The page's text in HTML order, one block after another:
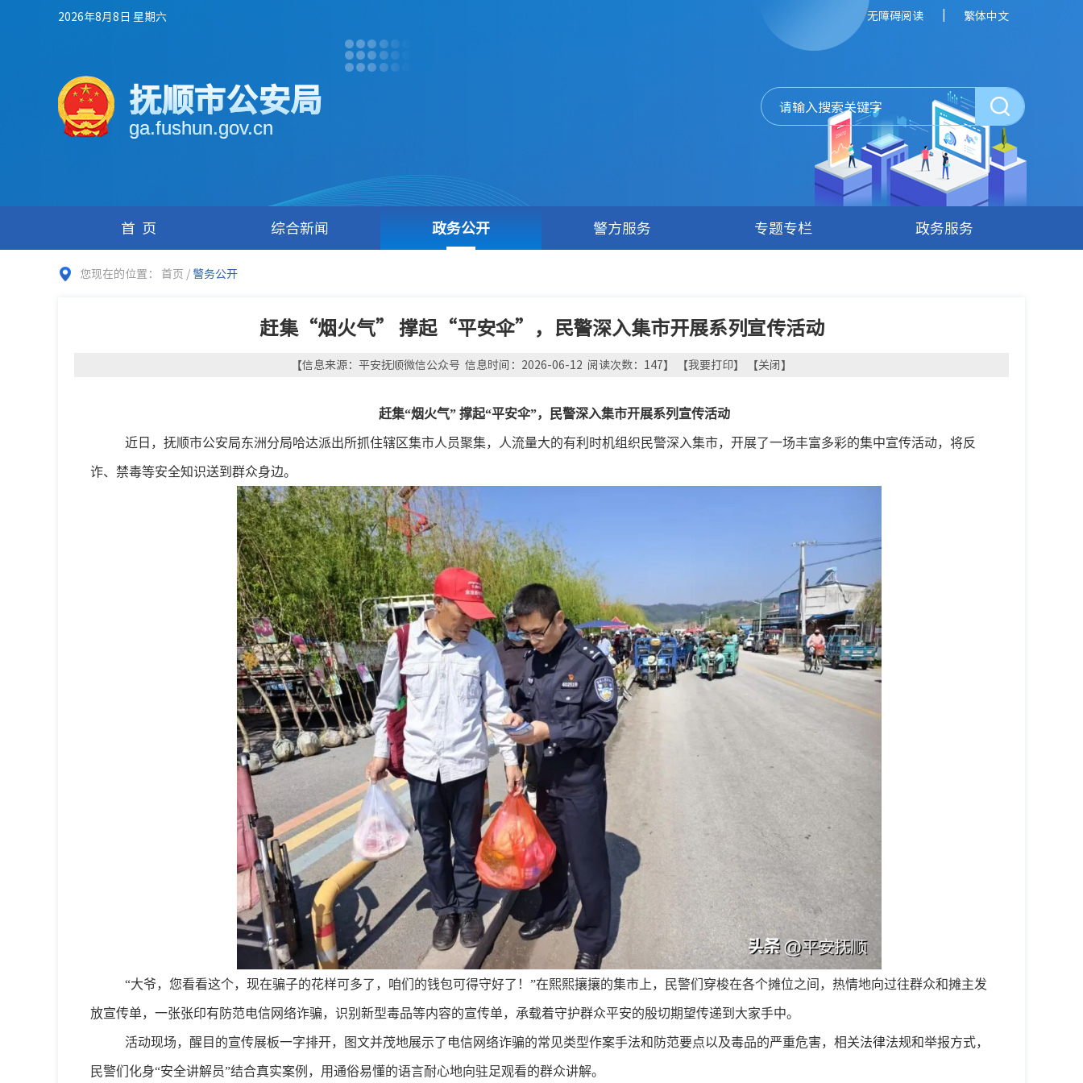
2026年8月8日 星期六 无障碍阅读 | 繁体中文
抚顺市公安局
ga.fushun.gov.cn
首页 综合新闻 政务公开 警方服务 专题专栏 政务服务
您现在的位置： 首页 / 警务公开
赶集“烟火气” 撑起“平安伞”，民警深入集市开展系列宣传活动
【信息来源：平安抚顺微信公众号 信息时间：2026-06-12 阅读次数： 147】 【我要打印】 【关闭】
赶集“烟火气” 撑起“平安伞”，民警深入集市开展系列宣传活动
近日，抚顺市公安局东洲分局哈达派出所抓住辖区集市人员聚集，人流量大的有利时机组织民警深入集市，开展了一场丰富多彩的集中宣传活动，将反
诈、禁毒等安全知识送到群众身边。
“大爷，您看看这个，现在骗子的花样可多了，咱们的钱包可得守好了！”在熙熙攘攘的集市上，民警们穿梭在各个摊位之间，热情地向过往群众和摊主发
放宣传单， 一张张印有防范电信网络诈骗，识别新型毒品等内容的宣传单，承载着守护群众平安的殷切期望传递到大家手中。
活动现场，醒目的宣传展板一字排开，图文并茂地展示了电信网络诈骗的常见类型作案手法和防范要点以及毒品的严重危害，相关法律法规和举报方式，
民警们化身“安全讲解员”结合真实案例，用通俗易懂的语言耐心地向驻足观看的群众讲解。